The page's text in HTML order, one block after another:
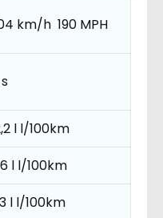
km/h 190 MPH
l l/100km
l l/100km
l l/100km